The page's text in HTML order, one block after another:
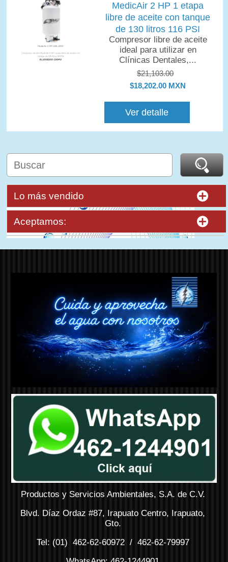
MedicAir 2 HP 1 etapa
libre de aceite con tanque
de 130 litros 116 PSI
Compresor libre de aceite
ideal para utilizar en
Clínicas Dentales,...
$21,103.00
$18,202.00 MXN
Ver detalle
Lo más vendido
Aceptamos:
Productos y Servicios Ambientales, S.A. de C.V.
Blvd. Díaz Ordaz #87, Irapuato Centro, Irapuato,
Gto.
Tel: (01) 462-62-60972 / 462-62-79997